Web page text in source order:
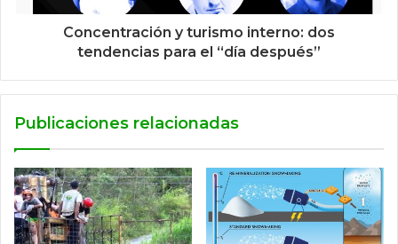
Concentración y turismo interno: dos
tendencias para el “día después”
Publicaciones relacionadas